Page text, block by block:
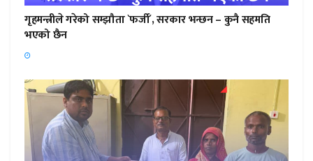
गृहमन्त्रीले गरेको सम्झौता `फर्जी´, सरकार भन्छन – कुनै सहमति
भएको छैन